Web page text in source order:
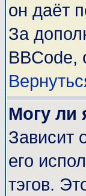
он даёт
За
BBCode,
Могу ли
Зависит
его
тэгов.